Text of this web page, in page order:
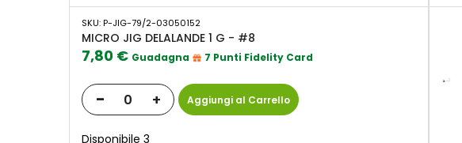
SKU: P-JIG-79/2-03050152
MICRO JIG DELALANDE 1 G - #8
7,80 € Guadagna 7 Punti Fidelity Card
- + Aggiungi al Carrello
Disponibile 3